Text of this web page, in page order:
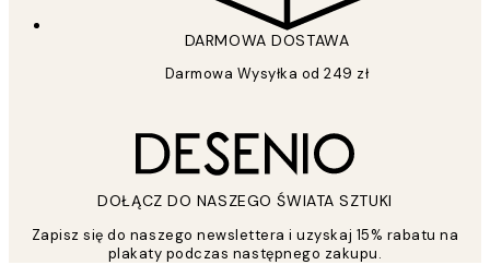
DARMOWA DOSTAWA
Darmowa Wysyłka od 249 zł
DOŁĄCZ DO NASZEGO ŚWIATA SZTUKI
Zapisz się do naszego newslettera i uzyskaj 15% rabatu na
plakaty podczas następnego zakupu.